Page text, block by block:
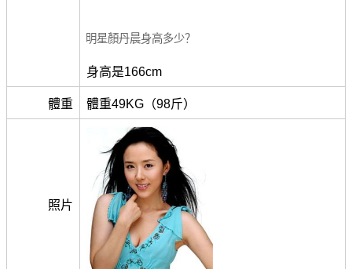
明星顏丹晨身高多少？
身高是166cm
體重 體重49KG（98斤）
照片